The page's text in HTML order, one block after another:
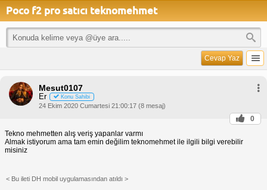
Poco f2 pro satıcı teknomehmet
Cevap Yaz
Mesut0107
Er Konu Sahibi
24 Ekim 2020 Cumartesi 21:00:17 (8 mesaj)
0
Tekno mehmetten alış veriş yapanlar varmı
Almak istiyorum ama tam emin değilim teknomehmet ile ilgili bilgi verebilir
misiniz
< Bu ileti DH mobil uygulamasından atıldı >